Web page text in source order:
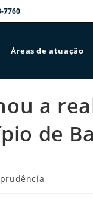
7760
Áreas de atuação
a
de